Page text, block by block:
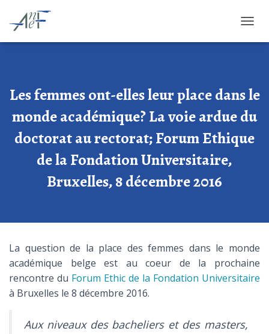
Les femmes ont-elles leur place dans le
monde académique? La voie ardue du
doctorat au rectorat; Forum Ethique
de la Fondation Universitaire,
Bruxelles, 8 décembre 2016
La question de la place des femmes dans le monde
académique belge est au coeur de la prochaine
rencontre du Forum Ethic de la Fondation Universitaire
à Bruxelles le 8 décembre 2016.
Aux niveaux des bacheliers et des masters,